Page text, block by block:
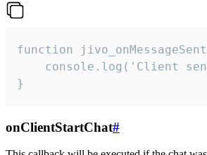
function
console.log('Client
}
onClientStartChat#